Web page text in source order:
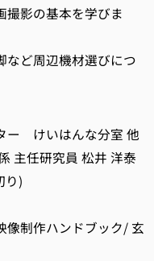
撮影の基本を学びま
など周辺機材選びにつ
けいはんな分室 他
任研究員 松井 洋泰
)
作ハンドブック/ 玄